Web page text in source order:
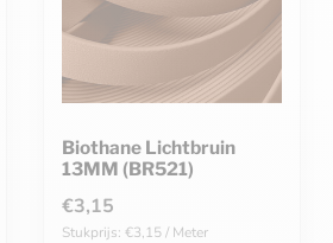
Biothane Lichtbruin
13MM (BR521)
€3,15
Stukprijs: €3,15 / Meter